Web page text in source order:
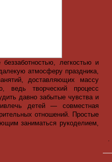
легкостью и
атмосферу праздника,
доставляющих массу
ведь творческий процесс
давно забытые чувства и
детей — совместная
отношений. Простые
заниматься рукоделием,
.